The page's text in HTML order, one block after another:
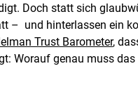
Doch statt sich
– und hinterlassen ein
Trust Barometer,
Worauf genau muss